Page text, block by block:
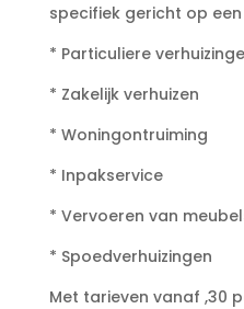
specifiek gericht op
* Particuliere
* Zakelijk verhuizen
* Woningontruiming
* Inpakservice
* Vervoeren van
* Spoedverhuizingen
Met tarieven vanaf ,30